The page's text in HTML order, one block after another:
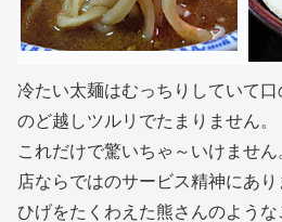
冷たい太麺はむっちりしていて口
のど越しツルリでたまりません。
これだけで驚いちゃ～いけませ
店ならではのサービス精神にあり
ひげをたくわえた熊さんのよう